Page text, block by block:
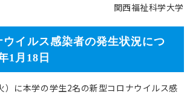
関西福祉科学大学
ウイルス感染者の発生状況につ
1月18日
）に本学の学生2名の新型コロナウイルス感